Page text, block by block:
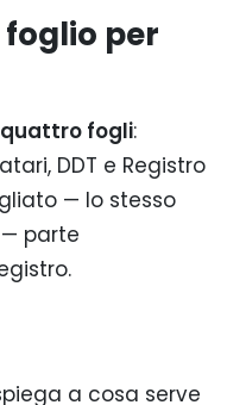
per
quattro fogli:
DDT e Registro
— lo stesso
parte
a cosa serve